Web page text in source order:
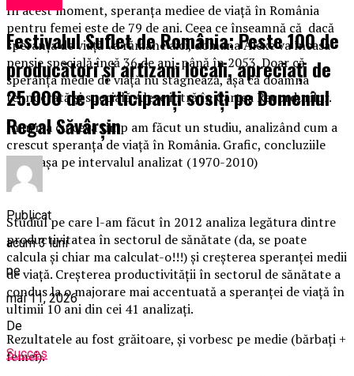
În acest moment, speranța mediee de viață în România
pentru femei este de 79 de ani. Ceea ce înseamnă că dacă
speranța de viață va rămâne aici, domana Alexe va încasa
pensie specială încă 36 de ani, până în 2053. Doar că
speranța medie de viață nu stagnează, așa că doamna
tehnocrată și specială Alexe intră în Cartea Recordurilor.
În urma cu ceva timp am făcut un studiu, analizând cum a
crescut speranța de viață în România. Grafic, concluziile
arată așa pe intervalul analizat (1970-2010)
Studiul pe care l-am făcut în 2012 analiza legătura dintre
productivitatea în sectorul de sănătate (da, se poate
calcula și chiar ma calculat-o!!!) și creșterea speranței medii
de viață. Creșterea productivității în sectorul de sănătate a
condus la o majorare mai accentuată a speranței de viață în
ultimii 10 ani din cei 41 analizați.
Rezultatele au fost grăitoare, și vorbesc pe medie (bărbați +
femei).
Festivalul Suflet de România: Peste 100 de
producători și artizani locali, apreciați de
25.000 de participanți sosiți pe Domeniul
Regal Săvârșin
Publicat
acum 3 luni
pe
mai 11, 2026
De
Succes